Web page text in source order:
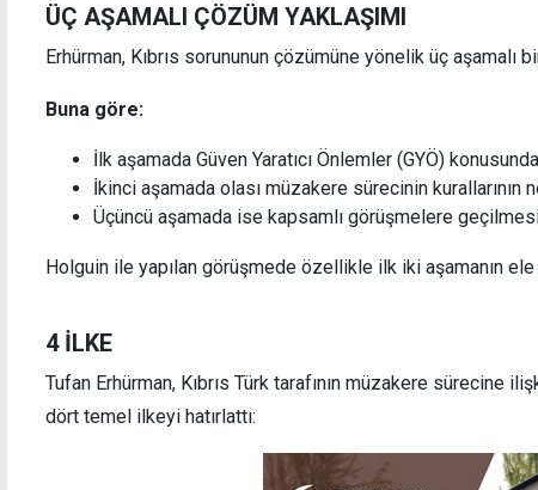
ÜÇ AŞAMALI ÇÖZÜM YAKLAŞIMI
Erhürman, Kıbrıs sorununun çözümüne yönelik üç aşamalı
Buna göre:
İlk aşamada Güven Yaratıcı Önlemler (GYÖ)
İkinci aşamada olası müzakere sürecinin kurallarının
Üçüncü aşamada ise kapsamlı görüşmelere
Holguin ile yapılan görüşmede özellikle ilk iki aşamanın ele
4 İLKE
Tufan Erhürman, Kıbrıs Türk tarafının müzakere sürecine
dört temel ilkeyi hatırlattı:
Uyuşturucu zanlısı 9 günlük tutukluluğun